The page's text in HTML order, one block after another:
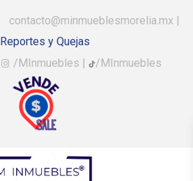
contacto@minmueblesmorelia.mx |
Reportes y Quejas
/MInmuebles | /MInmuebles